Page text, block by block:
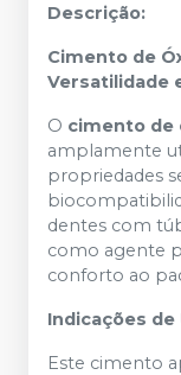
Descrição:
Cimento de
Versatilidade
O cimento de
amplamente
propriedades
dentes com
como agente
conforto ao
Indicações de
Este cimento